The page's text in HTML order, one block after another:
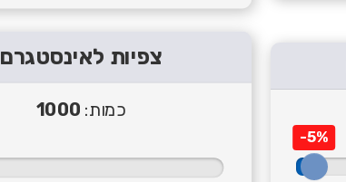
צפיות לאינסטגרם
כמות: 1000
-5%